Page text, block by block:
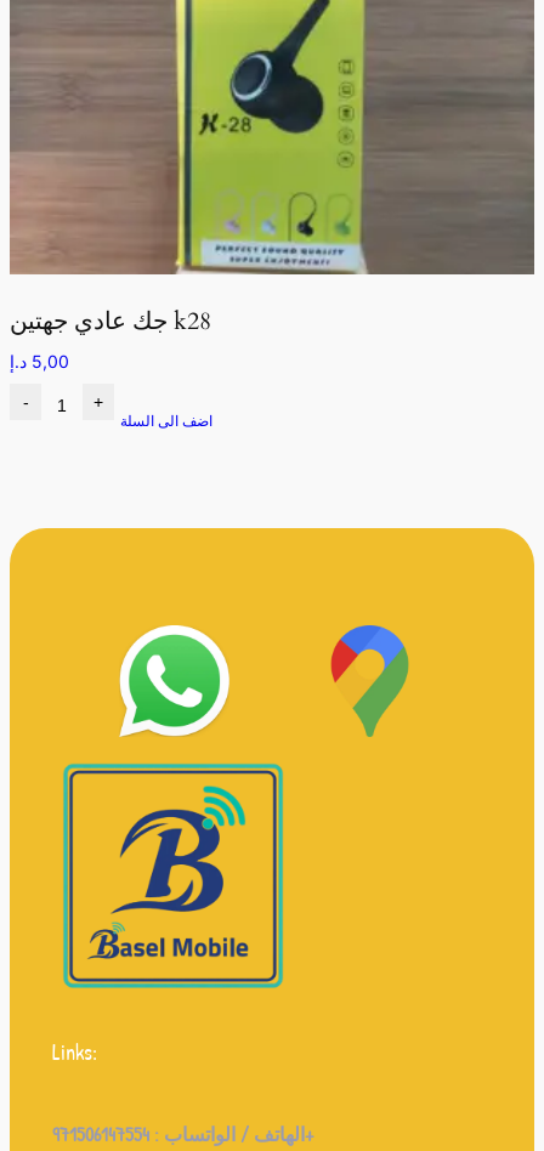
جك عادي جهتين k28
5,00 د.إ
- +
اضف الى السلة
Links:
الهاتف / الواتساب :971506147554+